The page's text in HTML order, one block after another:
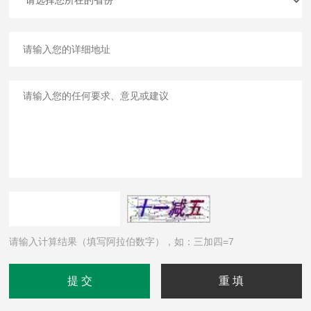
请输入计算结果（填写阿拉伯数字），如：三加四=7